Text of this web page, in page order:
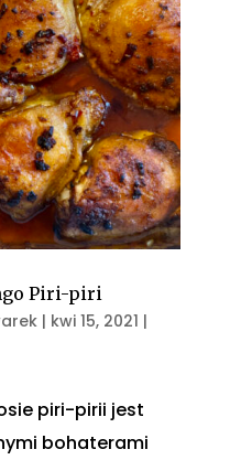
Piri-piri
| kwi 15, 2021 |
piri-pirii jest
bohaterami